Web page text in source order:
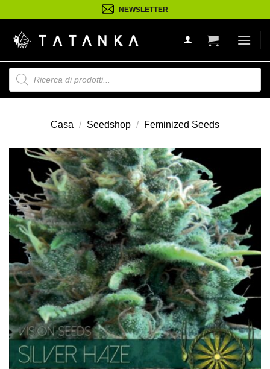
ai
contenuti
NEWSLETTER
Ricerca
prodotti
Casa / Seedshop / Feminized Seeds